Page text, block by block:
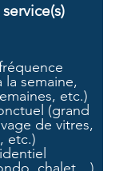
la semaine,
etc.)
(grand
de vitres,
etc.)